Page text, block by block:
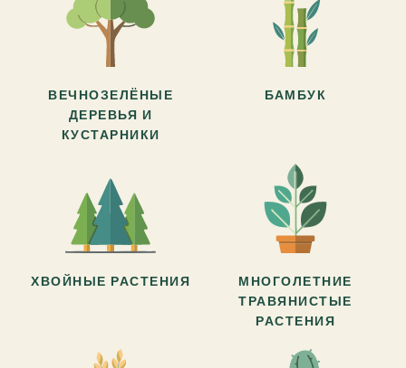
ВЕЧНОЗЕЛЁНЫЕ
ДЕРЕВЬЯ И
КУСТАРНИКИ
БАМБУК
ХВОЙНЫЕ РАСТЕНИЯ
МНОГОЛЕТНИЕ
ТРАВЯНИСТЫЕ
РАСТЕНИЯ